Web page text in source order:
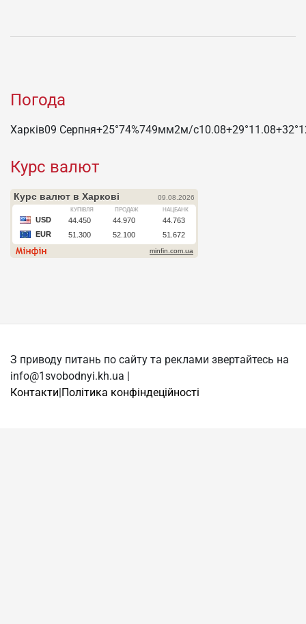
Погода
Харків09 Серпня+25°74%749мм2м/c10.08+29°11.08+32°
Курс валют
З приводу питань по сайту та реклами звертайтесь на
info@1svobodnyi.kh.ua |
Контакти|Політика конфіндеційності